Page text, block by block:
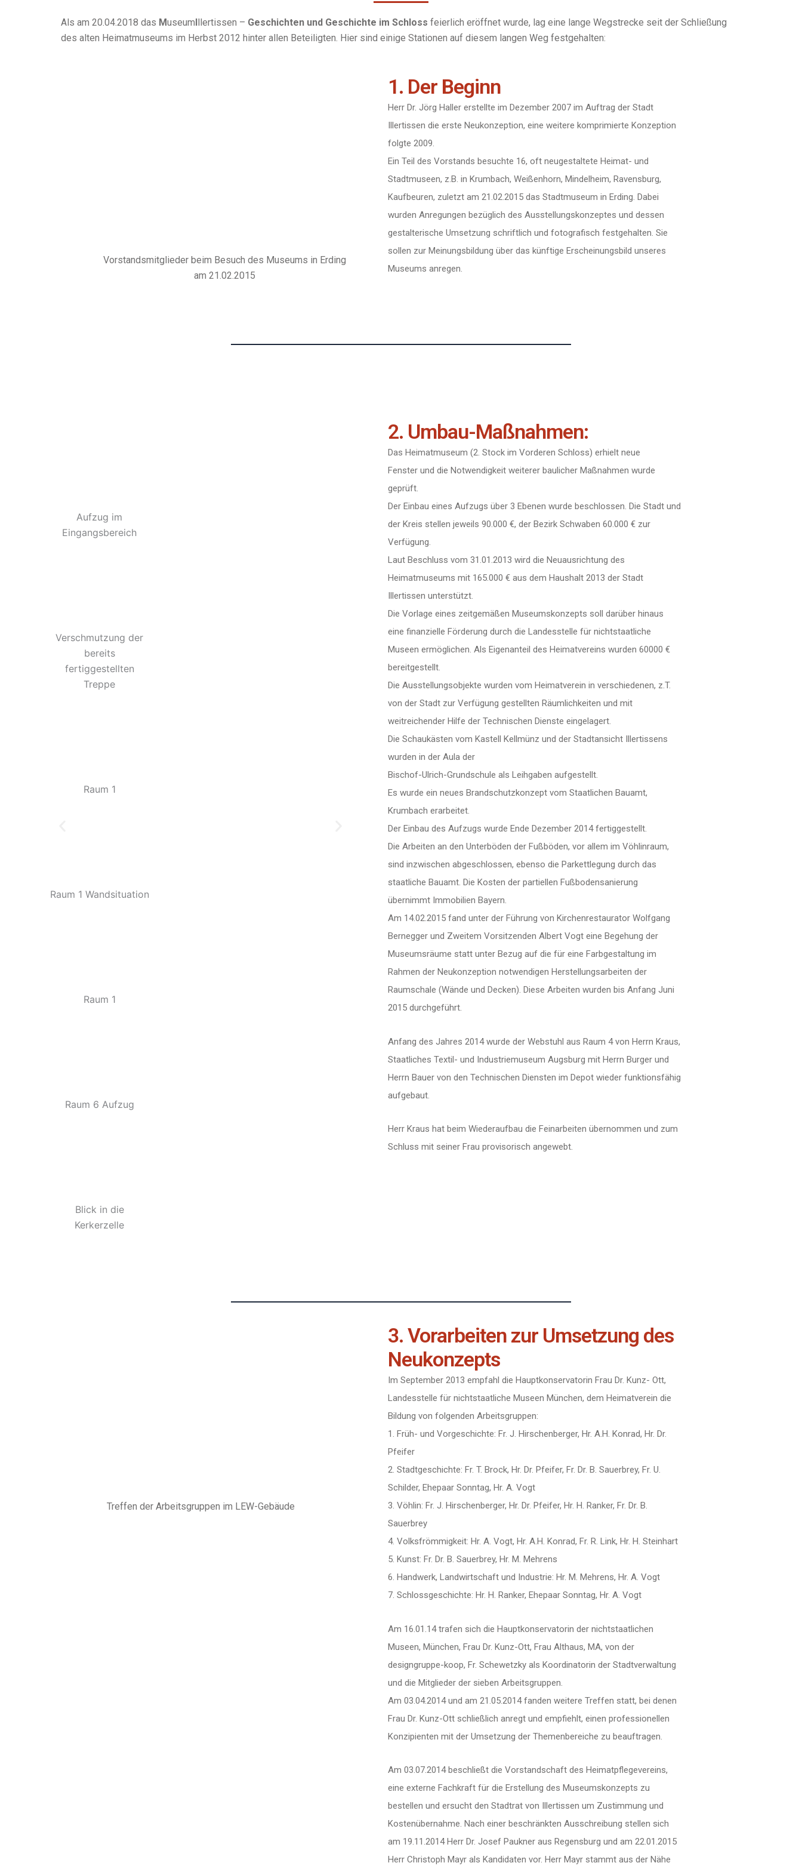
Als am 20.04.2018 das MuseumIllertissen – Geschichten und Geschichte im Schloss feierlich eröffnet wurde, lag eine lange Wegstrecke seit der Schließung
des alten Heimatmuseums im Herbst 2012 hinter allen Beteiligten. Hier sind einige Stationen auf diesem langen Weg festgehalten:
Vorstandsmitglieder beim Besuch des Museums in Erding
am 21.02.2015
1. Der Beginn
Herr Dr. Jörg Haller erstellte im Dezember 2007 im Auftrag der Stadt
Illertissen die erste Neukonzeption, eine weitere komprimierte Konzeption
folgte 2009.
Ein Teil des Vorstands besuchte 16, oft neugestaltete Heimat- und
Stadtmuseen, z.B. in Krumbach, Weißenhorn, Mindelheim, Ravensburg,
Kaufbeuren, zuletzt am 21.02.2015 das Stadtmuseum in Erding. Dabei
wurden Anregungen bezüglich des Ausstellungskonzeptes und dessen
gestalterische Umsetzung schriftlich und fotografisch festgehalten. Sie
sollen zur Meinungsbildung über das künftige Erscheinungsbild unseres
Museums anregen.
Aufzug im
Eingangsbereich
Verschmutzung der
bereits
fertiggestellten
Treppe
Raum 1
Raum 1 Wandsituation
Raum 1
Raum 6 Aufzug
Blick in die
Kerkerzelle
2. Umbau-Maßnahmen:
Das Heimatmuseum (2. Stock im Vorderen Schloss) erhielt neue
Fenster und die Notwendigkeit weiterer baulicher Maßnahmen wurde
geprüft.
Der Einbau eines Aufzugs über 3 Ebenen wurde beschlossen. Die Stadt und
der Kreis stellen jeweils 90.000 €, der Bezirk Schwaben 60.000 € zur
Verfügung.
Laut Beschluss vom 31.01.2013 wird die Neuausrichtung des
Heimatmuseums mit 165.000 € aus dem Haushalt 2013 der Stadt
Illertissen unterstützt.
Die Vorlage eines zeitgemäßen Museumskonzepts soll darüber hinaus
eine finanzielle Förderung durch die Landesstelle für nichtstaatliche
Museen ermöglichen. Als Eigenanteil des Heimatvereins wurden 60000 €
bereitgestellt.
Die Ausstellungsobjekte wurden vom Heimatverein in verschiedenen, z.T.
von der Stadt zur Verfügung gestellten Räumlichkeiten und mit
weitreichender Hilfe der Technischen Dienste eingelagert.
Die Schaukästen vom Kastell Kellmünz und der Stadtansicht Illertissens
wurden in der Aula der
Bischof-Ulrich-Grundschule als Leihgaben aufgestellt.
Es wurde ein neues Brandschutzkonzept vom Staatlichen Bauamt,
Krumbach erarbeitet.
Der Einbau des Aufzugs wurde Ende Dezember 2014 fertiggestellt.
Die Arbeiten an den Unterböden der Fußböden, vor allem im Vöhlinraum,
sind inzwischen abgeschlossen, ebenso die Parkettlegung durch das
staatliche Bauamt. Die Kosten der partiellen Fußbodensanierung
übernimmt Immobilien Bayern.
Am 14.02.2015 fand unter der Führung von Kirchenrestaurator Wolfgang
Bernegger und Zweitem Vorsitzenden Albert Vogt eine Begehung der
Museumsräume statt unter Bezug auf die für eine Farbgestaltung im
Rahmen der Neukonzeption notwendigen Herstellungsarbeiten der
Raumschale (Wände und Decken). Diese Arbeiten wurden bis Anfang Juni
2015 durchgeführt.
Anfang des Jahres 2014 wurde der Webstuhl aus Raum 4 von Herrn Kraus,
Staatliches Textil- und Industriemuseum Augsburg mit Herrn Burger und
Herrn Bauer von den Technischen Diensten im Depot wieder funktionsfähig
aufgebaut.
Herr Kraus hat beim Wiederaufbau die Feinarbeiten übernommen und zum
Schluss mit seiner Frau provisorisch angewebt.
Treffen der Arbeitsgruppen im LEW-Gebäude
3. Vorarbeiten zur Umsetzung des
Neukonzepts
Im September 2013 empfahl die Hauptkonservatorin Frau Dr. Kunz- Ott,
Landesstelle für nichtstaatliche Museen München, dem Heimatverein die
Bildung von folgenden Arbeitsgruppen:
1. Früh- und Vorgeschichte: Fr. J. Hirschenberger, Hr. A.H. Konrad, Hr. Dr.
Pfeifer
2. Stadtgeschichte: Fr. T. Brock, Hr. Dr. Pfeifer, Fr. Dr. B. Sauerbrey, Fr. U.
Schilder, Ehepaar Sonntag, Hr. A. Vogt
3. Vöhlin: Fr. J. Hirschenberger, Hr. Dr. Pfeifer, Hr. H. Ranker, Fr. Dr. B.
Sauerbrey
4. Volksfrömmigkeit: Hr. A. Vogt, Hr. A.H. Konrad, Fr. R. Link, Hr. H. Steinhart
5. Kunst: Fr. Dr. B. Sauerbrey, Hr. M. Mehrens
6. Handwerk, Landwirtschaft und Industrie: Hr. M. Mehrens, Hr. A. Vogt
7. Schlossgeschichte: Hr. H. Ranker, Ehepaar Sonntag, Hr. A. Vogt
Am 16.01.14 trafen sich die Hauptkonservatorin der nichtstaatlichen
Museen, München, Frau Dr. Kunz-Ott, Frau Althaus, MA, von der
designgruppe-koop, Fr. Schewetzky als Koordinatorin der Stadtverwaltung
und die Mitglieder der sieben Arbeitsgruppen.
Am 03.04.2014 und am 21.05.2014 fanden weitere Treffen statt, bei denen
Frau Dr. Kunz-Ott schließlich anregt und empfiehlt, einen professionellen
Konzipienten mit der Umsetzung der Themenbereiche zu beauftragen.
Am 03.07.2014 beschließt die Vorstandschaft des Heimatpflegevereins,
eine externe Fachkraft für die Erstellung des Museumskonzepts zu
bestellen und ersucht den Stadtrat von Illertissen um Zustimmung und
Kostenübernahme. Nach einer beschränkten Ausschreibung stellen sich
am 19.11.2014 Herr Dr. Josef Paukner aus Regensburg und am 22.01.2015
Herr Christoph Mayr als Kandidaten vor. Herr Mayr stammt aus der Nähe